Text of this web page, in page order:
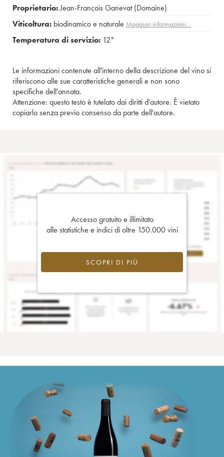
Proprietario:Jean-François Ganevat (Domaine)
Viticoltura: biodinamico e naturale Maggiori informazioni…
Temperatura di servizio: 12°
Le informazioni contenute all'interno della descrizione del vino si
riferiscono alle sue caratteristiche generali e non sono
specifiche dell'annata.
Attenzione: questo testo è tutelato dai diritti d'autore. È vietato
copiarlo senza previo consenso da parte dell'autore.
Accesso gratuito e illimitato
alle statistiche e indici di oltre 150.000 vini
SCOPRI DI PIÙ